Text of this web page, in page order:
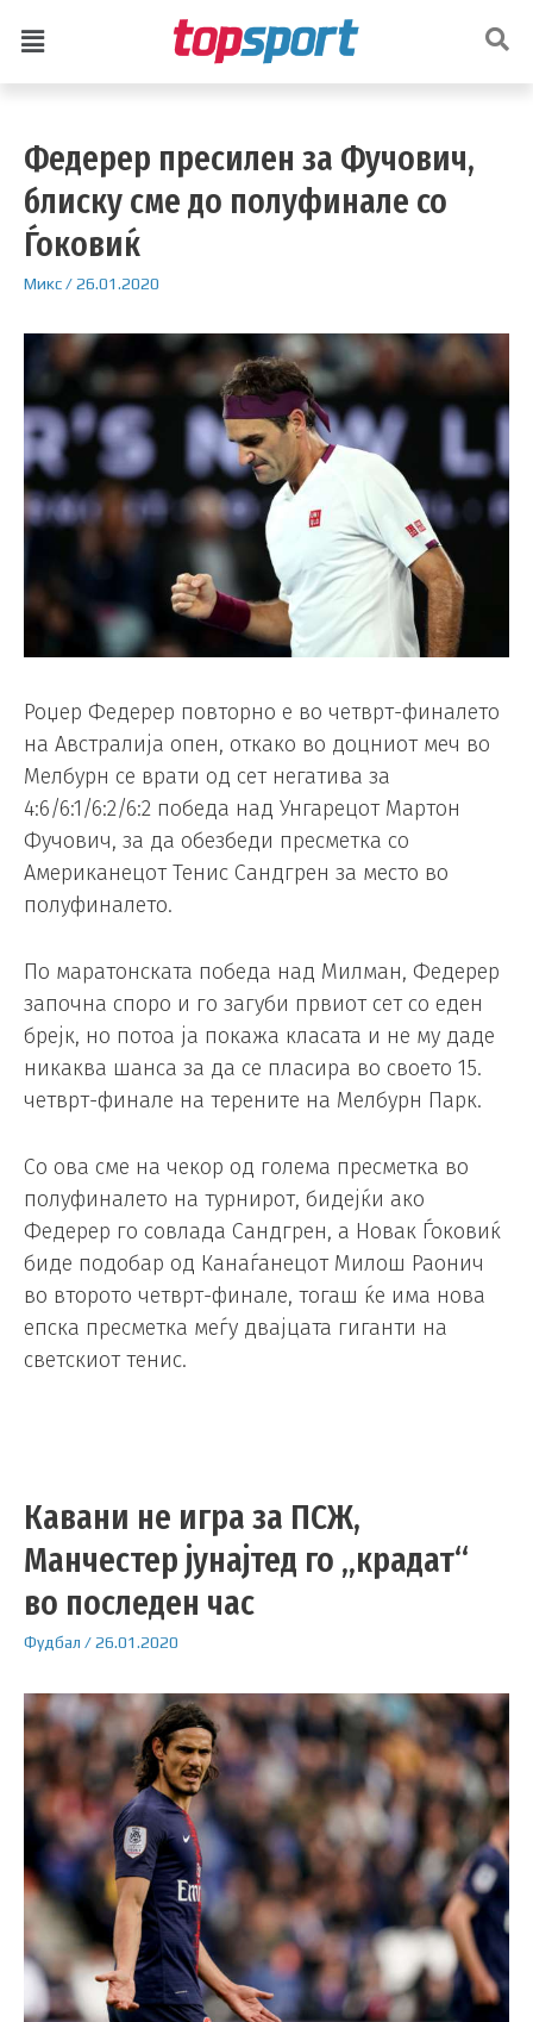
Федерер пресилен за Фучович,
блиску сме до полуфинале со
Ѓоковиќ
Микс/26.01.2020
Роџер Федерер повторно е во четврт-финалето
на Австралија опен, откако во доцниот меч во
Мелбурн се врати од сет негатива за
4:6/6:1/6:2/6:2 победа над Унгарецот Мартон
Фучович, за да обезбеди пресметка со
Американецот Тенис Сандгрен за место во
полуфиналето.
По маратонската победа над Милман, Федерер
започна споро и го загуби првиот сет со еден
брејк, но потоа ја покажа класата и не му даде
никаква шанса за да се пласира во своето 15.
четврт-финале на терените на Мелбурн Парк.
Со ова сме на чекор од голема пресметка во
полуфиналето на турнирот, бидејќи ако
Федерер го совлада Сандгрен, а Новак Ѓоковиќ
биде подобар од Канаѓанецот Милош Раонич
во второто четврт-финале, тогаш ќе има нова
епска пресметка меѓу двајцата гиганти на
светскиот тенис.
Кавани не игра за ПСЖ,
Манчестер јунајтед го „крадат“
во последен час
Фудбал /26.01.2020